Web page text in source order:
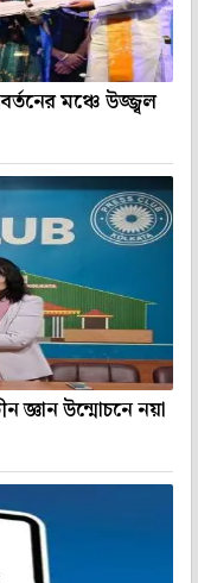
মঞ্চে উজ্জ্বল
জ্ঞান উন্মোচনে নয়া